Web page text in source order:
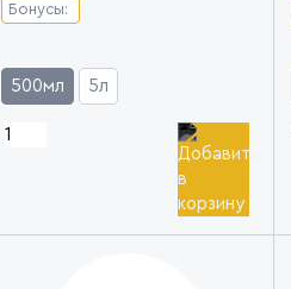
Бонусы:
500мл 5л